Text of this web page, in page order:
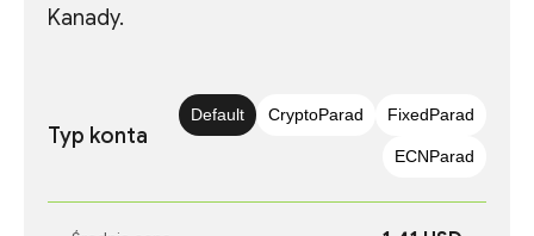
Kanady.
Typ konta
Default CryptoParad FixedParad
ECNParad